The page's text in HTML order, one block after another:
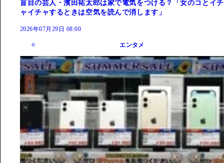
盲目の芸人・濱田祐太郎は家で電気をつける？「女のコとイチ
ャイチャするときは空気を読んで消します」
2026年07月29日 08:00
エンタメ